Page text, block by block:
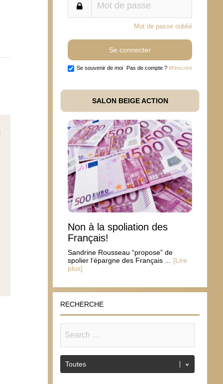
Mot de passe oublié
Se souvenir de moi Pas de compte ? M'inscrire
SALON BEIGE ACTION
Non à la spoliation des
Français!
Sandrine Rousseau “propose” de
spolier l’épargne des Français ...
[Lire
plus]
RECHERCHE